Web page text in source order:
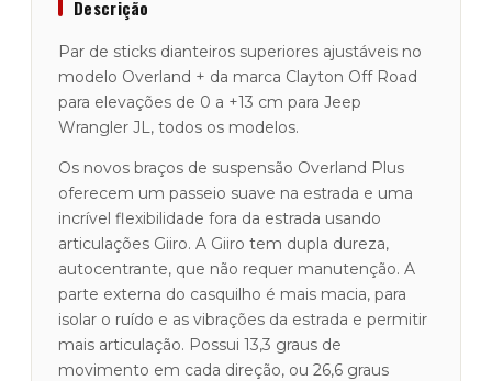
Road
Overland+
0-
5"
Jeep
Wrangler
Descrição
Par de sticks dianteiros superiores ajustáveis no
modelo Overland + da marca Clayton Off Road
para elevações de 0 a +13 cm para Jeep
Wrangler JL, todos os modelos.
Os novos braços de suspensão Overland Plus
oferecem um passeio suave na estrada e uma
incrível flexibilidade fora da estrada usando
articulações Giiro. A Giiro tem dupla dureza,
autocentrante, que não requer manutenção. A
parte externa do casquilho é mais macia, para
isolar o ruído e as vibrações da estrada e permitir
mais articulação. Possui 13,3 graus de
movimento em cada direção, ou 26,6 graus